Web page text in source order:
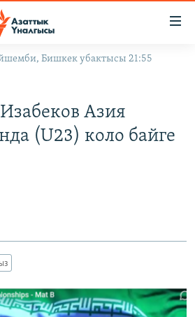
Бишкек убактысы 21:55
Азия
(U23) коло байге